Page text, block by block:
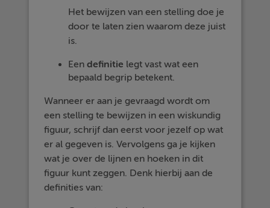
Het bewijzen van een stelling doe je
door te laten zien waarom deze juist
is.
Eendefinitie legt vast wat een
bepaald begrip betekent.
Wanneer er aan je gevraagd wordt om
een stelling te bewijzen in een wiskundig
figuur, schrijf dan eerst voor jezelf op wat
er al gegeven is. Vervolgens ga je kijken
wat je over de lijnen en hoeken in dit
figuur kunt zeggen. Denk hierbij aan de
definities van: